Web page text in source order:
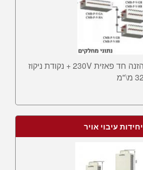
לכל מחלק נדרשת הזנה חד פאזית 230V + נקודת ניקוז
יחידות עיבוי אויר